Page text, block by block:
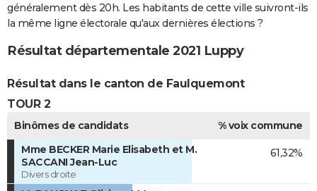
généralement dès 20h. Les habitants de cette ville suivront-ils
la même ligne électorale qu'aux dernières élections ?
Résultat départementale 2021 Luppy
Résultat dans le canton de Faulquemont
TOUR 2
Binômes de candidats
% voix commune
Mme BECKER Marie Elisabeth et M.
SACCANI Jean-Luc
Divers droite
61,32%